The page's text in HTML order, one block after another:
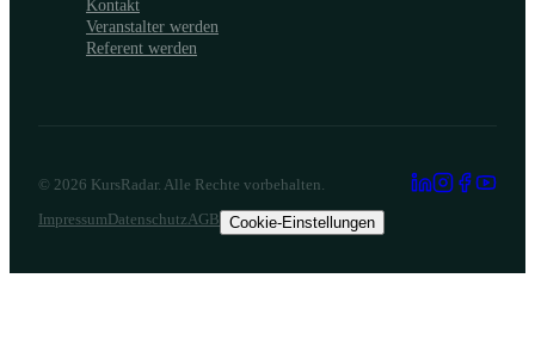
Kontakt
Veranstalter werden
Referent werden
© 2026 KursRadar. Alle Rechte vorbehalten.
ImpressumDatenschutzAGB Cookie-Einstellungen